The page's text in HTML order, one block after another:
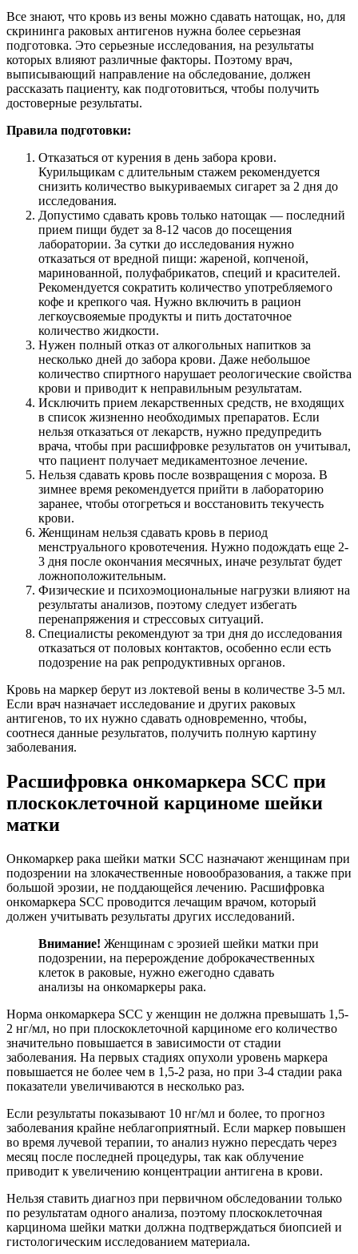
Все знают, что кровь из вены можно сдавать натощак, но, для
скрининга раковых антигенов нужна более серьезная
подготовка. Это серьезные исследования, на результаты
которых влияют различные факторы. Поэтому врач,
выписывающий направление на обследование, должен
рассказать пациенту, как подготовиться, чтобы получить
достоверные результаты.
Правила подготовки:
Отказаться от курения в день забора крови.
Курильщикам с длительным стажем рекомендуется
снизить количество выкуриваемых сигарет за 2 дня до
исследования.
Допустимо сдавать кровь только натощак — последний
прием пищи будет за 8-12 часов до посещения
лаборатории. За сутки до исследования нужно
отказаться от вредной пищи: жареной, копченой,
маринованной, полуфабрикатов, специй и красителей.
Рекомендуется сократить количество употребляемого
кофе и крепкого чая. Нужно включить в рацион
легкоусвояемые продукты и пить достаточное
количество жидкости.
Нужен полный отказ от алкогольных напитков за
несколько дней до забора крови. Даже небольшое
количество спиртного нарушает реологические свойства
крови и приводит к неправильным результатам.
Исключить прием лекарственных средств, не входящих
в список жизненно необходимых препаратов. Если
нельзя отказаться от лекарств, нужно предупредить
врача, чтобы при расшифровке результатов он учитывал,
что пациент получает медикаментозное лечение.
Нельзя сдавать кровь после возвращения с мороза. В
зимнее время рекомендуется прийти в лабораторию
заранее, чтобы отогреться и восстановить текучесть
крови.
Женщинам нельзя сдавать кровь в период
менструального кровотечения. Нужно подождать еще 2-
3 дня после окончания месячных, иначе результат будет
ложноположительным.
Физические и психоэмоциональные нагрузки влияют на
результаты анализов, поэтому следует избегать
перенапряжения и стрессовых ситуаций.
Специалисты рекомендуют за три дня до исследования
отказаться от половых контактов, особенно если есть
подозрение на рак репродуктивных органов.
Кровь на маркер берут из локтевой вены в количестве 3-5 мл.
Если врач назначает исследование и других раковых
антигенов, то их нужно сдавать одновременно, чтобы,
соотнеся данные результатов, получить полную картину
заболевания.
Расшифровка онкомаркера SCC при
плоскоклеточной карциноме шейки
матки
Онкомаркер рака шейки матки SCC назначают женщинам при
подозрении на злокачественные новообразования, а также при
большой эрозии, не поддающейся лечению. Расшифровка
онкомаркера SCC проводится лечащим врачом, который
должен учитывать результаты других исследований.
Внимание! Женщинам с эрозией шейки матки при
подозрении, на перерождение доброкачественных
клеток в раковые, нужно ежегодно сдавать
анализы на онкомаркеры рака.
Норма онкомаркера SCC у женщин не должна превышать 1,5-
2 нг/мл, но при плоскоклеточной карциноме его количество
значительно повышается в зависимости от стадии
заболевания. На первых стадиях опухоли уровень маркера
повышается не более чем в 1,5-2 раза, но при 3-4 стадии рака
показатели увеличиваются в несколько раз.
Если результаты показывают 10 нг/мл и более, то прогноз
заболевания крайне неблагоприятный. Если маркер повышен
во время лучевой терапии, то анализ нужно пересдать через
месяц после последней процедуры, так как облучение
приводит к увеличению концентрации антигена в крови.
Нельзя ставить диагноз при первичном обследовании только
по результатам одного анализа, поэтому плоскоклеточная
карцинома шейки матки должна подтверждаться биопсией и
гистологическим исследованием материала.